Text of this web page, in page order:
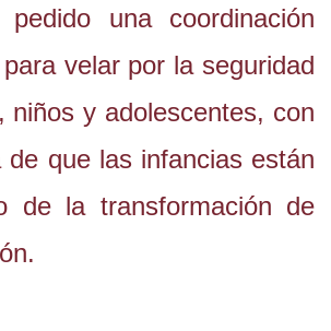
una coordinación
velar por la seguridad
niños y adolescentes, con
de que las infancias están
de la transformación de